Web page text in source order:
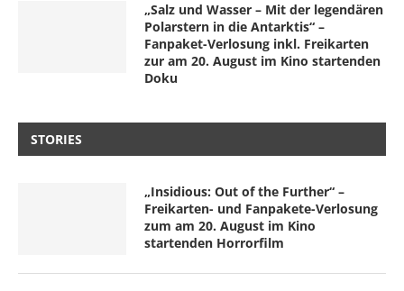
„Salz und Wasser – Mit der legendären
Polarstern in die Antarktis“ –
Fanpaket-Verlosung inkl. Freikarten
zur am 20. August im Kino startenden
Doku
STORIES
„Insidious: Out of the Further“ –
Freikarten- und Fanpakete-Verlosung
zum am 20. August im Kino
startenden Horrorfilm